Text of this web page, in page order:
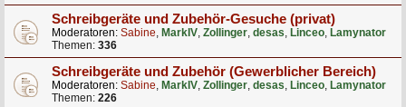
Schreibgeräte und Zubehör-Gesuche (privat)
Moderatoren: Sabine, MarkIV, Zollinger, desas, Linceo, Lamynator
Themen: 336
Schreibgeräte und Zubehör (Gewerblicher Bereich)
Moderatoren: Sabine, MarkIV, Zollinger, desas, Linceo, Lamynator
Themen: 226